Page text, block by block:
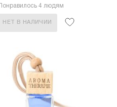
Понравилось 4 людям
НЕТ В НАЛИЧИИ